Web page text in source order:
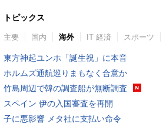
トピックス
主要 国内 海外 IT 経済 スポーツ
東方神起ユンホ「誕生祝」に本音
ホルムズ通航巡りまもなく合意か
竹島周辺で韓の調査船が無断調査
スペイン 伊の入国審査を再開
子に悪影響 メタ社に支払い命令